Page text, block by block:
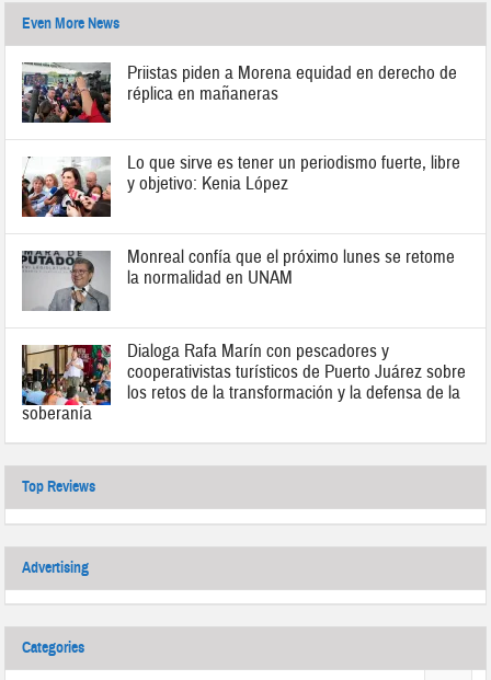
Even More News
Priistas piden a Morena equidad en derecho de
réplica en mañaneras
Lo que sirve es tener un periodismo fuerte, libre
y objetivo: Kenia López
Monreal confía que el próximo lunes se retome
la normalidad en UNAM
Dialoga Rafa Marín con pescadores y
cooperativistas turísticos de Puerto Juárez sobre
los retos de la transformación y la defensa de la
soberanía
Top Reviews
Advertising
Categories